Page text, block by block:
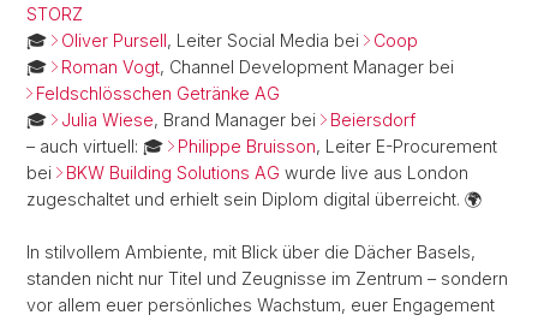
STORZ
🎓
Oliver Pursell, Leiter Social Media bei
Coop
🎓
Roman Vogt, Channel Development Manager bei
Feldschlösschen Getränke AG
🎓
Julia Wiese, Brand Manager bei
Beiersdorf
– auch virtuell: 🎓
Philippe Bruisson, Leiter E-Procurement
bei
BKW Building Solutions AG wurde live aus London
zugeschaltet und erhielt sein Diplom digital überreicht. 🌍
In stilvollem Ambiente, mit Blick über die Dächer Basels,
standen nicht nur Titel und Zeugnisse im Zentrum – sondern
vor allem euer persönliches Wachstum, euer Engagement